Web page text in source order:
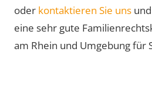
oder kontaktieren Sie uns
eine sehr gute
am Rhein und Umgebung für